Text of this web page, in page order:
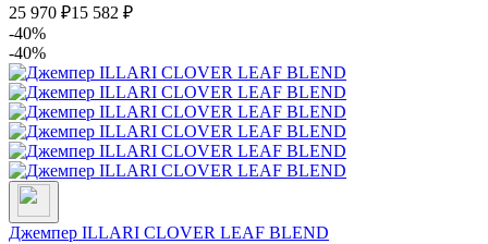
25 970 ₽15 582 ₽
-40%
-40%
Джемпер ILLARI CLOVER LEAF BLEND